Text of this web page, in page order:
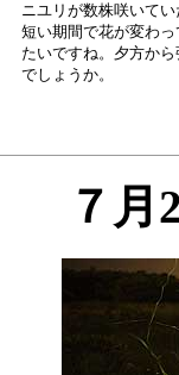
ニユリが数株咲いて
短い期間で花が変わ
たいですね。夕方か
７月